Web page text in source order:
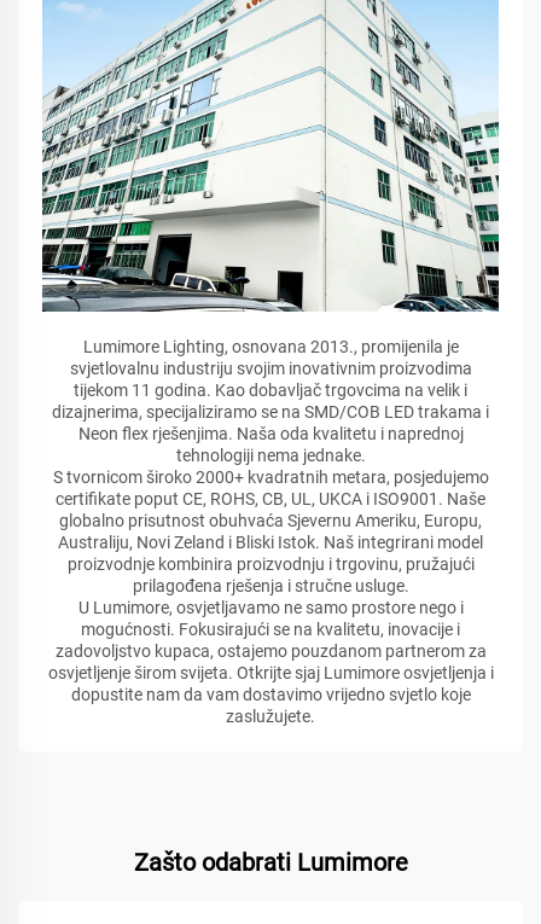
Lumimore Lighting, osnovana 2013., promijenila je
svjetlovalnu industriju svojim inovativnim proizvodima
tijekom 11 godina. Kao dobavljač trgovcima na velik i
dizajnerima, specijaliziramo se na SMD/COB LED trakama i
Neon flex rješenjima. Naša oda kvalitetu i naprednoj
tehnologiji nema jednake.
S tvornicom široko 2000+ kvadratnih metara, posjedujemo
certifikate poput CE, ROHS, CB, UL, UKCA i ISO9001. Naše
globalno prisutnost obuhvaća Sjevernu Ameriku, Europu,
Australiju, Novi Zeland i Bliski Istok. Naš integrirani model
proizvodnje kombinira proizvodnju i trgovinu, pružajući
prilagođena rješenja i stručne usluge.
U Lumimore, osvjetljavamo ne samo prostore nego i
mogućnosti. Fokusirajući se na kvalitetu, inovacije i
zadovoljstvo kupaca, ostajemo pouzdanom partnerom za
osvjetljenje širom svijeta. Otkrijte sjaj Lumimore osvjetljenja i
dopustite nam da vam dostavimo vrijedno svjetlo koje
zaslužujete.
Zašto odabrati Lumimore